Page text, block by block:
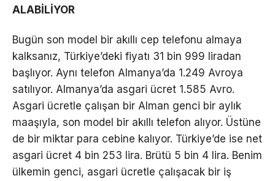
ALABİLİYOR
Bugün son model bir akıllı cep telefonu almaya
kalksanız, Türkiye’deki fiyatı 31 bin 999 liradan
başlıyor. Aynı telefon Almanya’da 1.249 Avroya
satılıyor. Almanya’da asgari ücret 1.585 Avro.
Asgari ücretle çalışan bir Alman genci bir aylık
maaşıyla, son model bir akıllı telefon alıyor. Üstüne
de bir miktar para cebine kalıyor. Türkiye’de ise net
asgari ücret 4 bin 253 lira. Brütü 5 bin 4 lira. Benim
ülkemin genci, asgari ücretle çalışacak bir iş